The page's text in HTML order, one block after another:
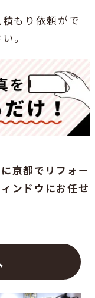
もり依頼がで
。
京都でリフォー
ンドウにお任せ